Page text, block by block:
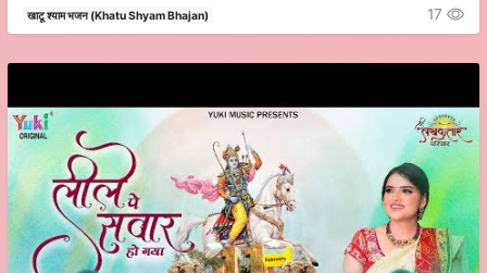
खाटू श्याम भजन (Khatu Shyam Bhajan) 17